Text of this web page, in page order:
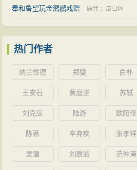
奉和鲁望玩金鸂鶒戏赠 唐代 ： 皮日休
热门作者
纳兰性德 郑燮 白朴
王安石 黄庭坚 苏轼
刘克庄 陆游 欧阳修
陈著 辛弃疾 张孝祥
吴潜 刘辰翁 范仲淹